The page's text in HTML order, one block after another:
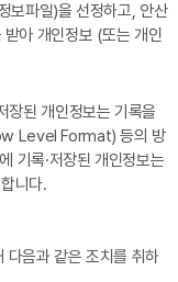
보파일)을 선정하고, 안산
아 개인정보 (또는 개인
장된 개인정보는 기록을
Level Format) 등의 방
기록·저장된 개인정보는
니다.
다음과 같은 조치를 취하